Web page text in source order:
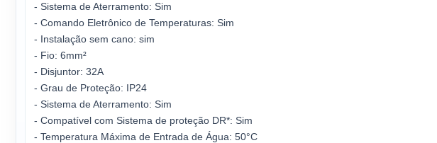
- Sistema de Aterramento: Sim
- Comando Eletrônico de Temperaturas: Sim
- Instalação sem cano: sim
- Fio: 6mm²
- Disjuntor: 32A
- Grau de Proteção: IP24
- Sistema de Aterramento: Sim
- Compatível com Sistema de proteção DR*: Sim
- Temperatura Máxima de Entrada de Água: 50°C